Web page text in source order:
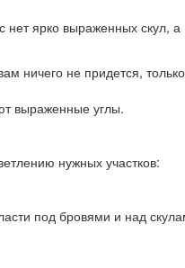
нет ярко выраженных скул, а
ничего не придется, только
выраженные углы.
нужных участков:
под бровями и над